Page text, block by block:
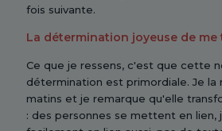
fois suivante.
La détermination joyeuse de
Ce que je ressens, c'est que cette
détermination est primordiale. Je la
matins et je remarque qu'elle
: des personnes se mettent en lien,